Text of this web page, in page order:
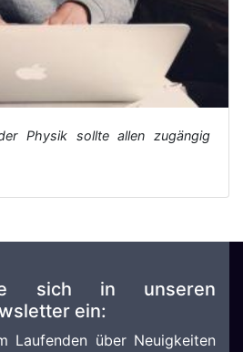
Physik sollte allen zugängig
sich in unseren
ein:
Laufenden über Neuigkeiten